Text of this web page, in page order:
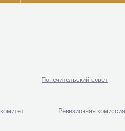
Попечительский совет
Ревизионная комиссия